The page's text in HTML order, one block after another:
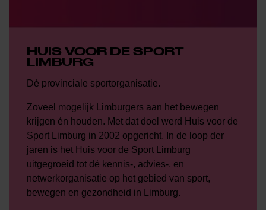
HUIS VOOR DE SPORT
LIMBURG
Dé provinciale sportorganisatie.
Zoveel mogelijk Limburgers aan het bewegen
krijgen én houden. Met dat doel werd Huis voor de
Sport Limburg in 2002 opgericht. In de loop der
jaren is het Huis voor de Sport Limburg
uitgegroeid tot dé kennis-, advies-, en
netwerkorganisatie op het gebied van sport,
bewegen en gezondheid in Limburg.